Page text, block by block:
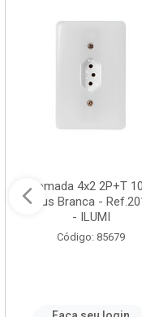
Tomada 4x2 2P+T
Stylus Branca -
- ILUMI
Código: 85679